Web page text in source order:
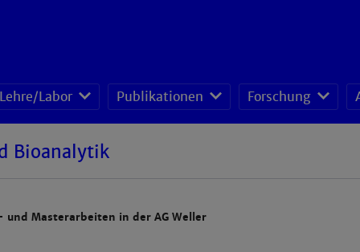
Lehre/Labor Publikationen Forschung
Bioanalytik
Masterarbeiten in der AG Weller